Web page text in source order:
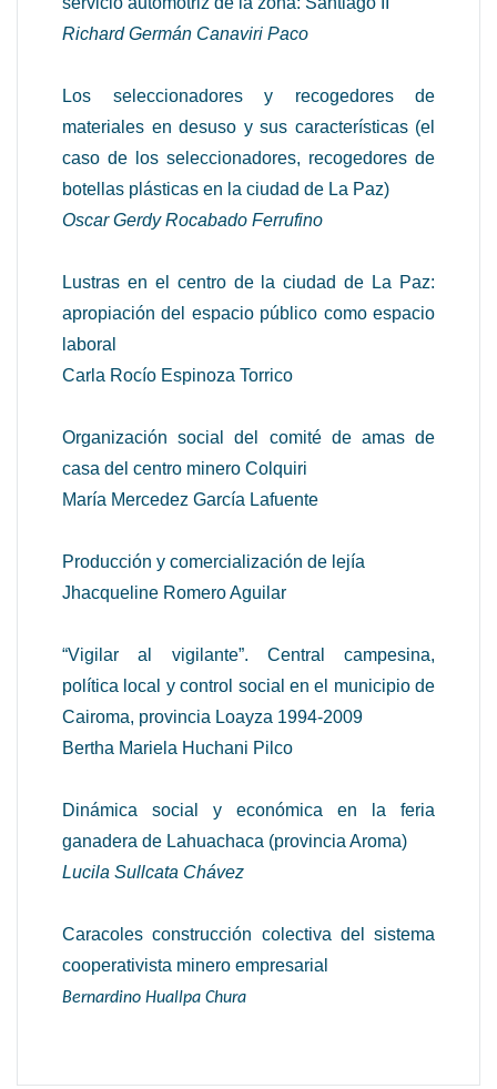
Richard Germán Canaviri Paco
Los seleccionadores y recogedores de
materiales en desuso y sus características (el
caso de los seleccionadores, recogedores de
botellas plásticas en la ciudad de La Paz)
Oscar Gerdy Rocabado Ferrufino
Lustras en el centro de la ciudad de La Paz:
apropiación del espacio público como espacio
laboral
Carla Rocío Espinoza Torrico
Organización social del comité de amas de
casa del centro minero Colquiri
María Mercedez García Lafuente
Producción y comercialización de lejía
Jhacqueline Romero Aguilar
“Vigilar al vigilante”. Central campesina,
política local y control social en el municipio de
Cairoma, provincia Loayza 1994-2009
Bertha Mariela Huchani Pilco
Dinámica social y económica en la feria
ganadera de Lahuachaca (provincia Aroma)
Lucila Sullcata Chávez
Caracoles construcción colectiva del sistema
cooperativista minero empresarial
Bernardino Huallpa Chura